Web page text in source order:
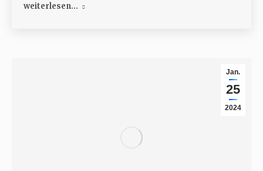
weiterlesen...
Jan.
25
2024